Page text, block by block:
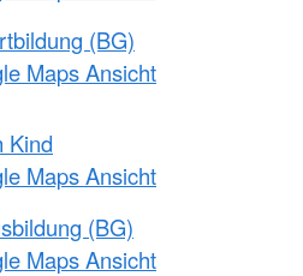
(BG)
Maps Ansicht
Kind
Maps Ansicht
(BG)
Maps Ansicht